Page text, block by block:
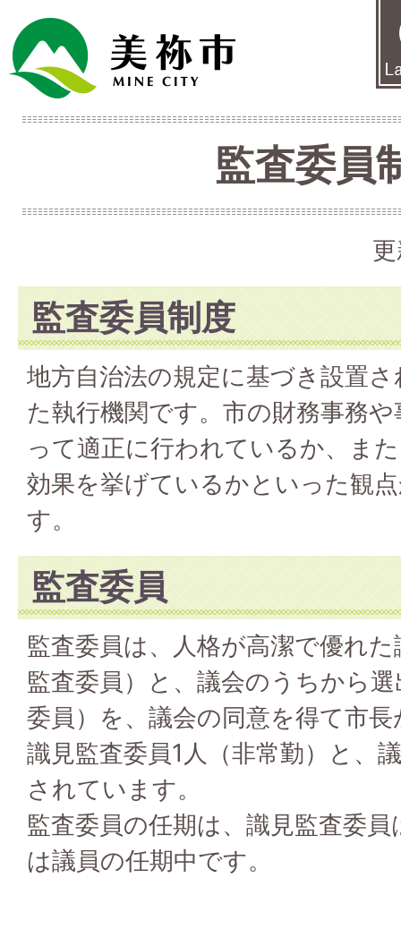
監査委員
監査委員制度
地方自治法の規定に基づき設置
た執行機関です。市の財務事務
って適正に行われているか、ま
効果を挙げているかといった観
す。
監査委員
監査委員は、人格が高潔で優れ
監査委員）と、議会のうちから
委員）を、議会の同意を得て市
識見監査委員1人（非常勤）と、
されています。
監査委員の任期は、識見監査委
は議員の任期中です。